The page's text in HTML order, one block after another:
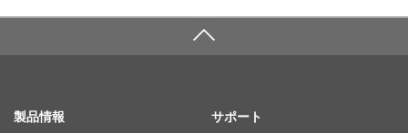
SITE MAP
製品情報 サポート